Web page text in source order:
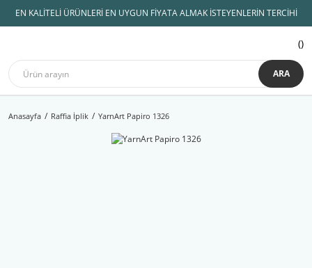
EN KALİTELİ ÜRÜNLERİ EN UYGUN FİYATA ALMAK İSTEYENLERİN TERCİHİ
ARA
Anasayfa Raffia İplik YarnArt Papiro 1326